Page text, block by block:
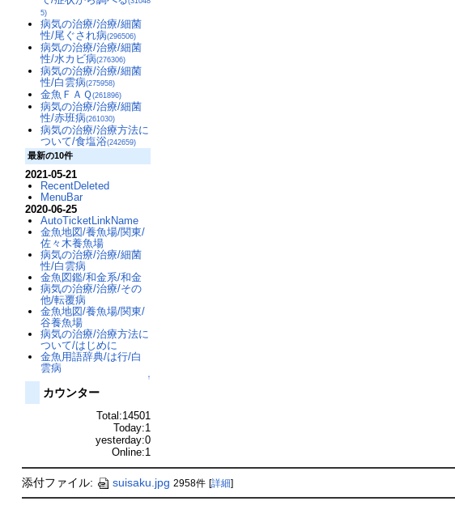
5)
病気の治療/治療/細菌
性/尾ぐされ病(296506)
病気の治療/治療/細菌
性/水カビ病(276306)
病気の治療/治療/細菌
性/白雲病(275958)
金魚ＦＡＱ(261896)
病気の治療/治療/細菌
性/赤班病(261030)
病気の治療/治療方法に
ついて/食塩浴(242659)
最新の10件
2021-05-21
RecentDeleted
MenuBar
2020-06-25
AutoTicketLinkName
金魚地図/養魚場/関東/
佐々木養魚場
病気の治療/治療/細菌
性/白雲病
金魚図鑑/和金系/和金
病気の治療/治療/その
他/転覆病
金魚地図/養魚場/関東/
谷養魚場
病気の治療/治療方法に
ついて/はじめに
金魚用語辞典/は行/白
雲病
↑
カウンター
Total:14501
Today:1
yesterday:0
Online:1
添付ファイル: suisaku.jpg 2958件 [詳細]